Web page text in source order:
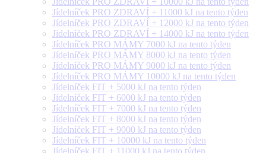
Jídelníček PRO ZDRAVÍ + 11000 kJ na tento týden
Jídelníček PRO ZDRAVÍ + 12000 kJ na tento týden
Jídelníček PRO ZDRAVÍ + 14000 kJ na tento týden
Jídelníček PRO MÁMY 7000 kJ na tento týden
Jídelníček PRO MÁMY 8000 kJ na tento týden
Jídelníček PRO MÁMY 9000 kJ na tento týden
Jídelníček PRO MÁMY 10000 kJ na tento týden
Jídelníček FIT + 5000 kJ na tento týden
Jídelníček FIT + 6000 kJ na tento týden
Jídelníček FIT + 7000 kJ na tento týden
Jídelníček FIT + 8000 kJ na tento týden
Jídelníček FIT + 9000 kJ na tento týden
Jídelníček FIT + 10000 kJ na tento týden
Jídelníček FIT + 11000 kJ na tento týden